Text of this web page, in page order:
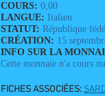
COURS: 0,00
LANGUE: Italien
STATUT: République
CRÉATION: 15
INFO SUR LA
Cette monnaie n'a cours
FICHES ASSOCIÉES: